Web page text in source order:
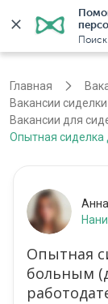
Главная
Вакансии
Вакансии для
Опытная
Опытная
больным